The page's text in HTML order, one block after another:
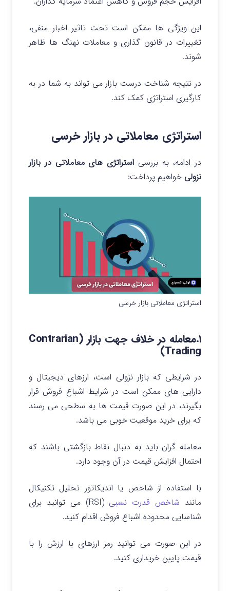
این ویژگی ها ممکن است تحت تاثیر اخبار منفی،
تغییرات در قانون گذاری و معاملات نهنگ ها ظاهر
شوند.
در نتیجه شناخت درست بازار می تواند به شما در به
کارگیری استراتژی کمک کند.
استراتژی‌ معاملاتی در بازار خرسی
در ادامه، به بررسی استراتژی های معاملاتی در بازار
نزولی خواهیم پرداخت:
استراتژی معاملاتی بازار خرسی
۱.معامله‌ در خلاف جهت بازار (Contrarian
Trading)
در شرایطی که بازار نزولی است، ارزهای دیجیتال و
دارایی های ممکن است در شرایط اشباع فروش قرار
بگیرند، در این صورت قیمت ها به سطحی می رسند
که برای خرید موقعیت خوبی می باشد.
معامله گران باید به دنبال نقاط بازگشتی باشند که
احتمال افزایش قیمت در آن وجود دارد.
با استفاده از شاخص یا اندیکاتور تحلیل تکنیکال
مانند شاخص قدرت نسبی
(RSI) می توانید برای
شناسایی محدوده اشباع فروش اقدام کنید.
در این صورت می توانید رمز ارزهای با ارزش را با
قیمت پایین خریداری کنید.